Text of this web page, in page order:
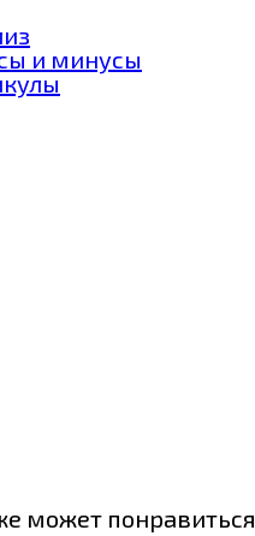
и минусы
может понравиться